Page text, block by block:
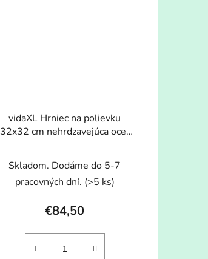
vidaXL Hrniec na polievku
32x32 cm nehrdzavejúca oceľ
Skladom. Dodáme do 5-7
pracovných dní. (>5 ks)
€84,50